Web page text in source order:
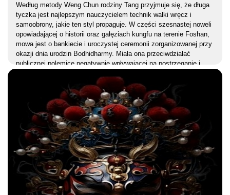
Według metody Weng Chun rodziny Tang przyjmuje się, że długa
tyczka jest najlepszym nauczycielem technik walki wręcz i
samoobrony, jakie ten styl propaguje. W części szesnastej noweli
opowiadającej o historii oraz gałęziach kungfu na terenie Foshan,
mowa jest o bankiecie i uroczystej ceremonii zorganizowanej przy
okazji dnia urodzin Bodhidharmy. Miała ona przeciwdziałać
publicznej polemice negatywnie wpływającej na postrzeganie i